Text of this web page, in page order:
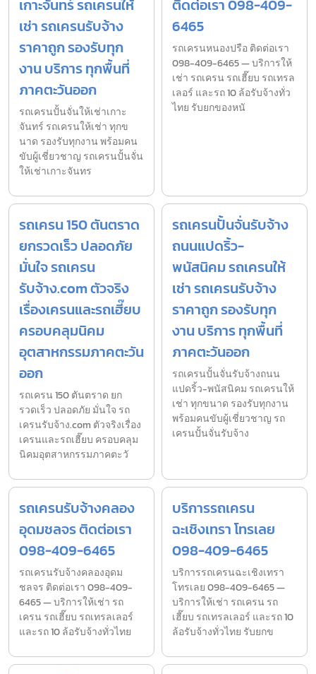
เกาะจันทร์ รถเครนให้
เช่า รถเครนรับจ้าง
ราคาถูก รองรับทุก
งาน บริการ ทุกพื้นที่
ภาคตะวันออก
รถเครนปั้นจั่นให้เช่าเกาะ
จันทร์ รถเครนให้เช่า ทุกข
นาด รองรับทุกงาน พร้อมคน
ขับผู้เชี่ยวชาญ รถเครนปั้นจั่น
ให้เช่าเกาะจันทร
ติดต่อเรา 098-409-
6465
รถเครนหนองปรือ ติดต่อเรา
098-409-6465 — บริการให้
เช่า รถเครน รถเฮี๊ยบ รถเทรล
เลอร์ และรถ 10 ล้อรับจ้างทั่ว
ไทย รับยกของหนั
รถเครน 150 ตันตราด
ยกรวดเร็ว ปลอดภัย
มั่นใจ รถเครน
รับจ้าง.com ตัวจริง
เรื่องเครนและรถเฮี๊ยบ
ครอบคลุมนิคม
อุตสาหกรรมภาคตะวัน
ออก
รถเครน 150 ตันตราด ยก
รวดเร็ว ปลอดภัย มั่นใจ รถ
เครนรับจ้าง.com ตัวจริงเรื่อง
เครนและรถเฮี๊ยบ ครอบคลุม
นิคมอุตสาหกรรมภาคตะวั
รถเครนปั้นจั่นรับจ้าง
ถนนแปดริ้ว-
พนัสนิคม รถเครนให้
เช่า รถเครนรับจ้าง
ราคาถูก รองรับทุก
งาน บริการ ทุกพื้นที่
ภาคตะวันออก
รถเครนปั้นจั่นรับจ้างถนน
แปดริ้ว-พนัสนิคม รถเครนให้
เช่า ทุกขนาด รองรับทุกงาน
พร้อมคนขับผู้เชี่ยวชาญ รถ
เครนปั้นจั่นรับจ้าง
รถเครนรับจ้างคลอง
อุดมชลจร ติดต่อเรา
098-409-6465
รถเครนรับจ้างคลองอุดม
ชลจร ติดต่อเรา 098-409-
6465 — บริการให้เช่า รถ
เครน รถเฮี๊ยบ รถเทรลเลอร์
และรถ 10 ล้อรับจ้างทั่วไทย
บริการรถเครน
ฉะเชิงเทรา โทรเลย
098-409-6465
บริการรถเครนฉะเชิงเทรา
โทรเลย 098-409-6465 —
บริการให้เช่า รถเครน รถ
เฮี๊ยบ รถเทรลเลอร์ และรถ 10
ล้อรับจ้างทั่วไทย รับยกข